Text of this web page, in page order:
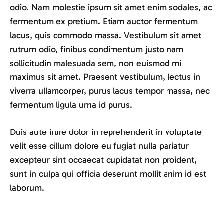
odio. Nam molestie ipsum sit amet enim sodales, ac
fermentum ex pretium. Etiam auctor fermentum
lacus, quis commodo massa. Vestibulum sit amet
rutrum odio, finibus condimentum justo nam
sollicitudin malesuada sem, non euismod mi
maximus sit amet. Praesent vestibulum, lectus in
viverra ullamcorper, purus lacus tempor massa, nec
fermentum ligula urna id purus.
Duis aute irure dolor in reprehenderit in voluptate
velit esse cillum dolore eu fugiat nulla pariatur
excepteur sint occaecat cupidatat non proident,
sunt in culpa qui officia deserunt mollit anim id est
laborum.